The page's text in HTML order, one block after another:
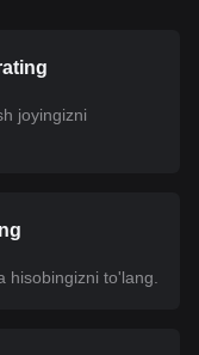
joyingizni
hisobingizni to'lang.